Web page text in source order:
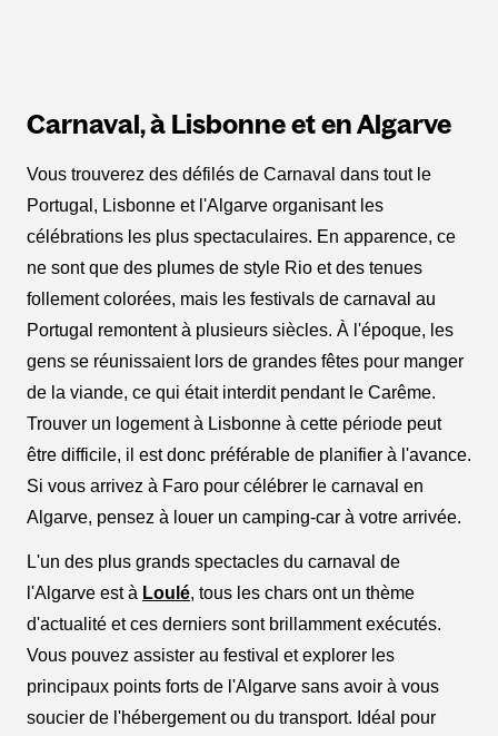
Carnaval, à Lisbonne et en Algarve
Vous trouverez des défilés de Carnaval dans tout le
Portugal, Lisbonne et l'Algarve organisant les
célébrations les plus spectaculaires. En apparence, ce
ne sont que des plumes de style Rio et des tenues
follement colorées, mais les festivals de carnaval au
Portugal remontent à plusieurs siècles. À l'époque, les
gens se réunissaient lors de grandes fêtes pour manger
de la viande, ce qui était interdit pendant le Carême.
Trouver un logement à Lisbonne à cette période peut
être difficile, il est donc préférable de planifier à l'avance.
Si vous arrivez à Faro pour célébrer le carnaval en
Algarve, pensez à louer un camping-car à votre arrivée.
L'un des plus grands spectacles du carnaval de
l'Algarve est à Loulé, tous les chars ont un thème
d'actualité et ces derniers sont brillamment exécutés.
Vous pouvez assister au festival et explorer les
principaux points forts de l'Algarve sans avoir à vous
soucier de l'hébergement ou du transport. Idéal pour